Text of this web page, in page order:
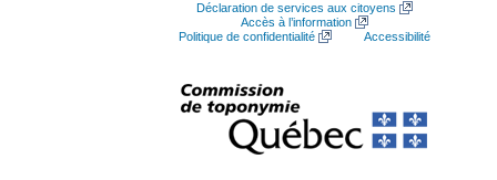
Déclaration de services aux citoyens
Accès à l’information
Politique de confidentialité
Accessibilité